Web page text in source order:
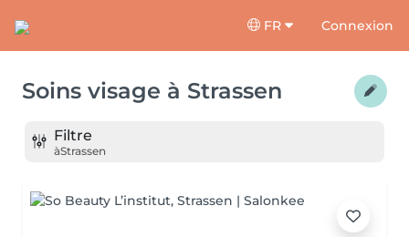
FR Connexion
Soins visage à Strassen
Filtre
àStrassen